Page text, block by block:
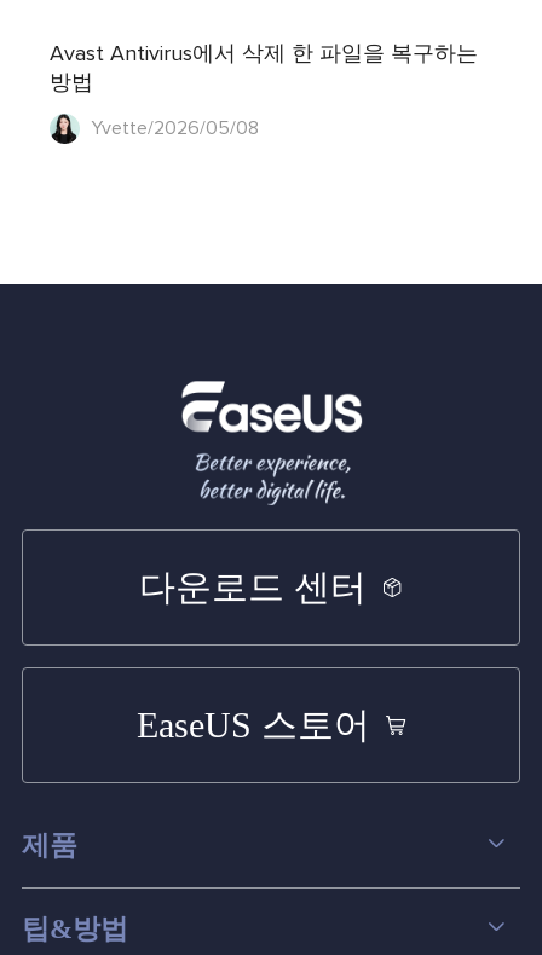
Avast Antivirus에서 삭제 한 파일을 복구하는
방법
Yvette/2026/05/08
다운로드 센터
EaseUS 스토어
제품
데이터 복구
팁&방법